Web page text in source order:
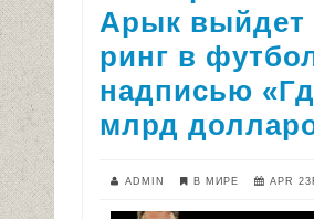
Арык выйдет
ринг в
надписью
млрд
ADMIN В МИРЕ APR